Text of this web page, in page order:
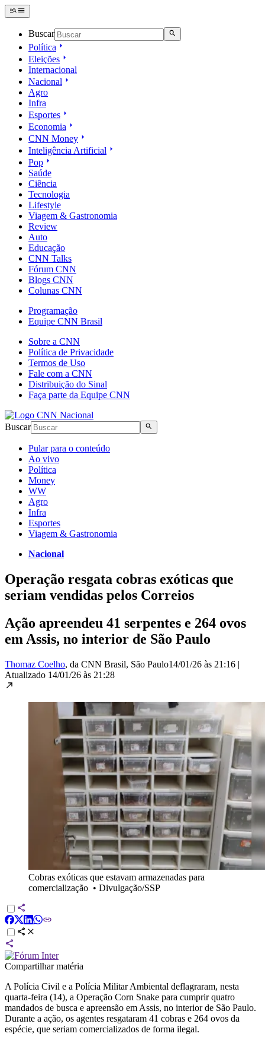
Buscar
Política
Eleições
Internacional
Nacional
Agro
Infra
Esportes
Economia
CNN Money
Inteligência Artificial
Pop
Saúde
Ciência
Tecnologia
Lifestyle
Viagem & Gastronomia
Review
Auto
Educação
CNN Talks
Fórum CNN
Blogs CNN
Colunas CNN
Programação
Equipe CNN Brasil
Sobre a CNN
Política de Privacidade
Termos de Uso
Fale com a CNN
Distribuição do Sinal
Faça parte da Equipe CNN
Buscar
Pular para o conteúdo
Ao vivo
Política
Money
WW
Agro
Infra
Esportes
Viagem & Gastronomia
Nacional
Operação resgata cobras exóticas que
seriam vendidas pelos Correios
Ação apreendeu 41 serpentes e 264 ovos
em Assis, no interior de São Paulo
Thomaz Coelho, da CNN Brasil, São Paulo14/01/26 às 21:16 |
Atualizado 14/01/26 às 21:28
Cobras exóticas que estavam armazenadas para
comercialização • Divulgação/SSP
Compartilhar matéria
A Polícia Civil e a Polícia Militar Ambiental deflagraram, nesta
quarta-feira (14), a Operação Corn Snake para cumprir quatro
mandados de busca e apreensão em Assis, no interior de São Paulo.
Durante a ação, os agentes resgataram 41 cobras e 264 ovos da
espécie, que seriam comercializados de forma ilegal.